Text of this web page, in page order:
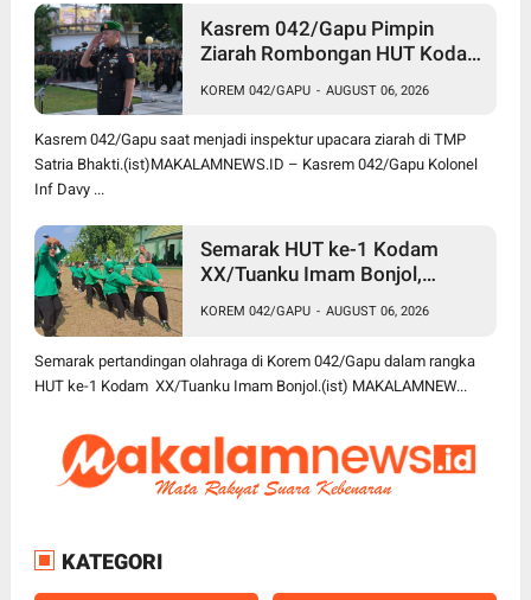
Kasrem 042/Gapu Pimpin
Ziarah Rombongan HUT Kodam
TMP Satria Bhakti
KOREM 042/GAPU - AUGUST 06, 2026
Kasrem 042/Gapu saat menjadi inspektur upacara ziarah di TMP
Satria Bhakti.(ist)MAKALAMNEWS.ID – Kasrem 042/Gapu Kolonel
Inf Davy ...
Semarak HUT ke-1 Kodam
XX/Tuanku Imam Bonjol,
Turnamen Olahraga
KOREM 042/GAPU - AUGUST 06, 2026
Semarak pertandingan olahraga di Korem 042/Gapu dalam rangka
HUT ke-1 Kodam XX/Tuanku Imam Bonjol.(ist) MAKALAMNEW...
KATEGORI